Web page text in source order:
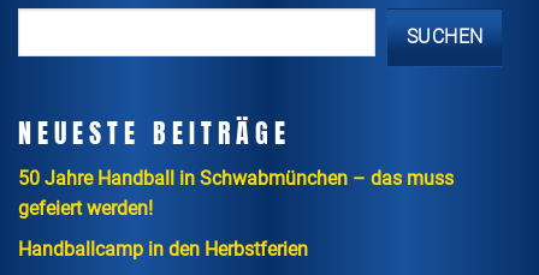
SUCHEN
NEUESTE BEITRÄGE
50 Jahre Handball in Schwabmünchen – das muss
gefeiert werden!
Handballcamp in den Herbstferien